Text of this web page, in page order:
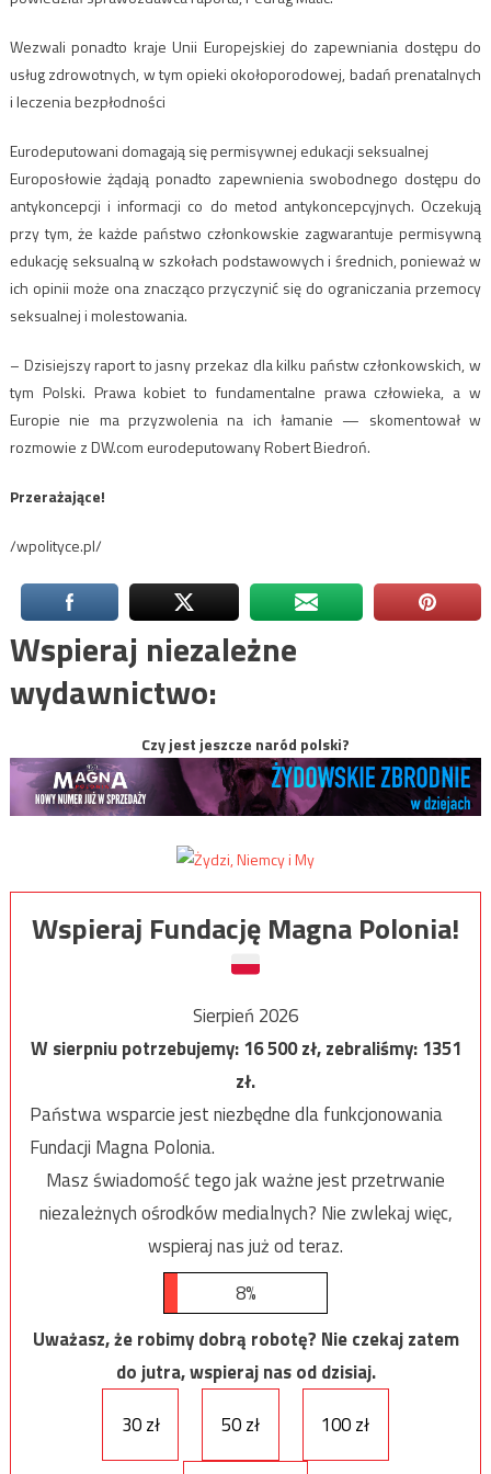
Wezwali ponadto kraje Unii Europejskiej do zapewniania dostępu do
usług zdrowotnych, w tym opieki okołoporodowej, badań prenatalnych
i leczenia bezpłodności
Eurodeputowani domagają się permisywnej edukacji seksualnej
Europosłowie żądają ponadto zapewnienia swobodnego dostępu do
antykoncepcji i informacji co do metod antykoncepcyjnych. Oczekują
przy tym, że każde państwo członkowskie zagwarantuje permisywną
edukację seksualną w szkołach podstawowych i średnich, ponieważ w
ich opinii może ona znacząco przyczynić się do ograniczania przemocy
seksualnej i molestowania.
– Dzisiejszy raport to jasny przekaz dla kilku państw członkowskich, w
tym Polski. Prawa kobiet to fundamentalne prawa człowieka, a w
Europie nie ma przyzwolenia na ich łamanie — skomentował w
rozmowie z DW.com eurodeputowany Robert Biedroń.
Przerażające!
/wpolityce.pl/
Wspieraj niezależne
wydawnictwo:
Czy jest jeszcze naród polski?
Wspieraj Fundację Magna Polonia!
Sierpień 2026
W sierpniu potrzebujemy:16 500zł, zebraliśmy:1351
zł.
Państwa wsparcie jest niezbędne dla funkcjonowania
Fundacji Magna Polonia.
Masz świadomość tego jak ważne jest przetrwanie
niezależnych ośrodków medialnych? Nie zwlekaj więc,
wspieraj nas już od teraz.
8%
Uważasz, że robimy dobrą robotę? Nie czekaj zatem
do jutra, wspieraj nas od dzisiaj.
30 zł
50 zł 100 zł